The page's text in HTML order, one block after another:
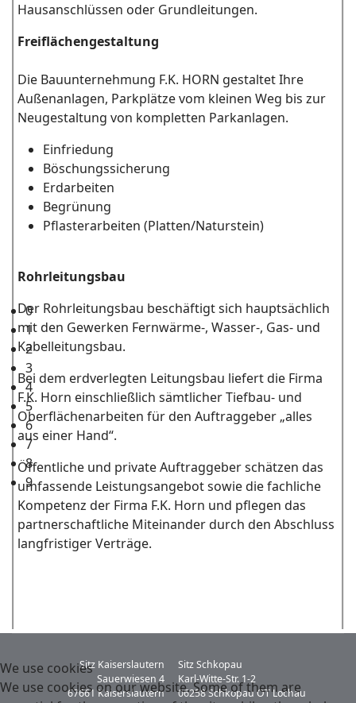
0
1
2
3
4
5
6
7
8
9
Hausanschlüssen oder Grundleitungen.
Freiflächengestaltung
Die Bauunternehmung F.K. HORN gestaltet Ihre
Außenanlagen, Parkplätze vom kleinen Weg bis zur
Neugestaltung von kompletten Parkanlagen.
Einfriedung
Böschungssicherung
Erdarbeiten
Begrünung
Pflasterarbeiten (Platten/Naturstein)
Rohrleitungsbau
Der Rohrleitungsbau beschäftigt sich hauptsächlich
mit den Gewerken Fernwärme-, Wasser-, Gas- und
Kabelleitungsbau.
Bei dem erdverlegten Leitungsbau liefert die Firma
F.K. Horn einschließlich sämtlicher Tiefbau- und
Oberflächenarbeiten für den Auftraggeber „alles
aus einer Hand“.
Öffentliche und private Auftraggeber schätzen das
umfassende Leistungsangebot sowie die fachliche
Kompetenz der Firma F.K. Horn und pflegen das
partnerschaftliche Miteinander durch den Abschluss
langfristiger Verträge.
Sitz Kaiserslautern
Sauerwiesen 4
67661 Kaiserslautern
Sitz Schkopau
Karl-Witte-Str. 1-2
06258 Schkopau OT Lochau
We use cookies
We use cookies on our website. Some of them are